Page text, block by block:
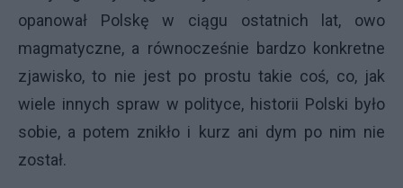
opanował Polskę w ciągu ostatnich lat, owo
magmatyczne, a równocześnie bardzo konkretne
zjawisko, to nie jest po prostu takie coś, co, jak
wiele innych spraw w polityce, historii Polski było
sobie, a potem znikło i kurz ani dym po nim nie
został.